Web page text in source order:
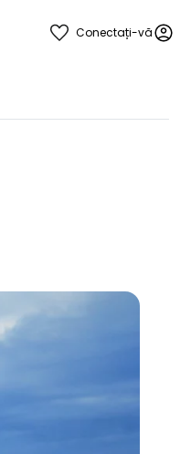
Conectați-vă